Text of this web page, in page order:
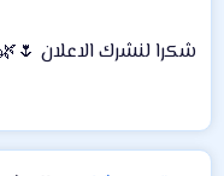
شكرا لنشرك الاعلان 🌷🌿